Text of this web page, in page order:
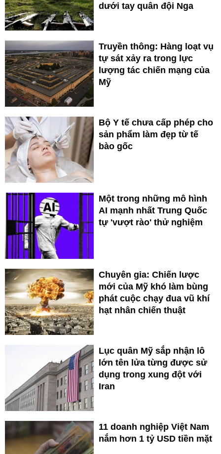
dưới tay quân đội Nga
Truyền thông: Hàng loạt vụ
tự sát xảy ra trong lực
lượng tác chiến mạng của
Mỹ
Bộ Y tế chưa cấp phép cho
sản phẩm làm đẹp từ tế
bào gốc
Một trong những mô hình
AI mạnh nhất Trung Quốc
tự 'vượt rào' thử nghiệm
Chuyên gia: Chiến lược
mới của Mỹ khó làm bùng
phát cuộc chạy đua vũ khí
hạt nhân chiến thuật
Lục quân Mỹ sắp nhận lô
lớn tên lửa từng được sử
dụng trong xung đột với
Iran
11 doanh nghiệp Việt Nam
nắm hơn 1 tỷ USD tiền mặt